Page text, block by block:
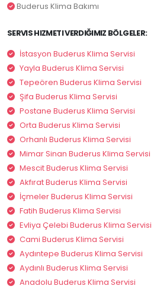
Buderus Klima Bakımı
SERVIS HIZMETI VERDIĞIMIZ BÖLGELER:
İstasyon Buderus Klima Servisi
Yayla Buderus Klima Servisi
Tepeören Buderus Klima Servisi
Şifa Buderus Klima Servisi
Postane Buderus Klima Servisi
Orta Buderus Klima Servisi
Orhanlı Buderus Klima Servisi
Mimar Sinan Buderus Klima Servisi
Mescit Buderus Klima Servisi
Akfırat Buderus Klima Servisi
İçmeler Buderus Klima Servisi
Fatih Buderus Klima Servisi
Evliya Çelebi Buderus Klima Servisi
Cami Buderus Klima Servisi
Aydıntepe Buderus Klima Servisi
Aydınlı Buderus Klima Servisi
Anadolu Buderus Klima Servisi